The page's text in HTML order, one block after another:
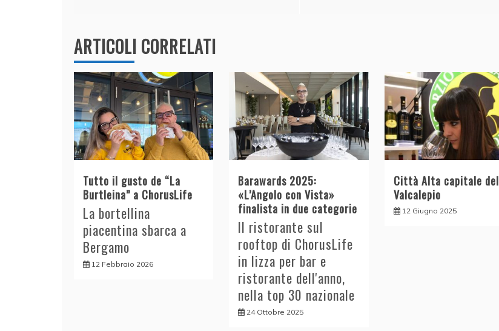
ARTICOLI CORRELATI
Tutto il gusto de “La
Burtleina” a ChorusLife
La bortellina
piacentina sbarca a
Bergamo
12 Febbraio 2026
Barawards 2025:
«L’Angolo con Vista»
finalista in due categorie
Il ristorante sul
rooftop di ChorusLife
in lizza per bar e
ristorante dell'anno,
nella top 30 nazionale
24 Ottobre 2025
Città Alta capitale del
Valcalepio
12 Giugno 2025